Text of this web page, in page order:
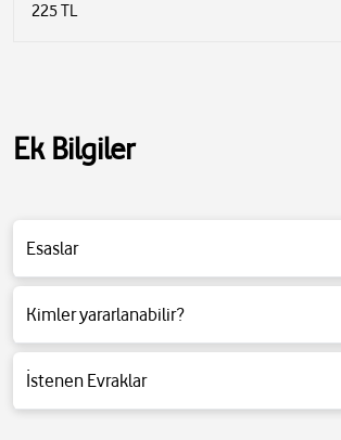
225 TL
Ek Bilgiler
Esaslar
Detaylı bilgi içintıklayınız.
Kimler yararlanabilir?
Detaylı bilgi içintıklayınız.
İstenen Evraklar
Detaylı bilgi içintıklayınız.